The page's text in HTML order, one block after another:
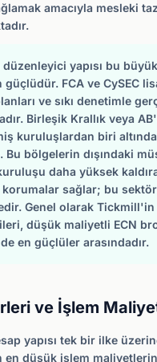
amacıyla mesleki
yapısı bu
FCA ve CySEC
ve sıkı denetimle
Birleşik Krallık veya
kuruluşlardan biri
Bu bölgelerin dışındaki
daha yüksek
korumalar sağlar; bu
Genel olarak
düşük maliyetli ECN
en güçlüler arasındadır.
ve İşlem
yapısı tek bir ilke
en düşük işlem